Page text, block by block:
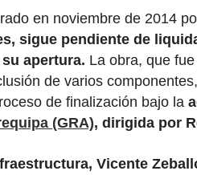
en noviembre de 2014
sigue pendiente de
apertura. La obra, que
de varios
de finalización bajo la
(GRA), dirigida por
Vicente